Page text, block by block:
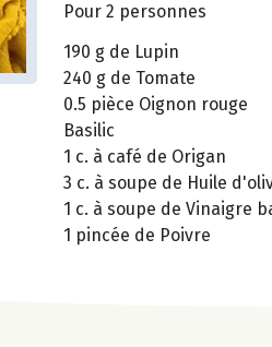
Pour 2 personnes
190 g de Lupin
240 g de Tomate
0.5 pièce Oignon rouge
Basilic
1 c. à café de Origan
3 c. à soupe de Huile
1 c. à soupe de Vinaigre
1 pincée de Poivre